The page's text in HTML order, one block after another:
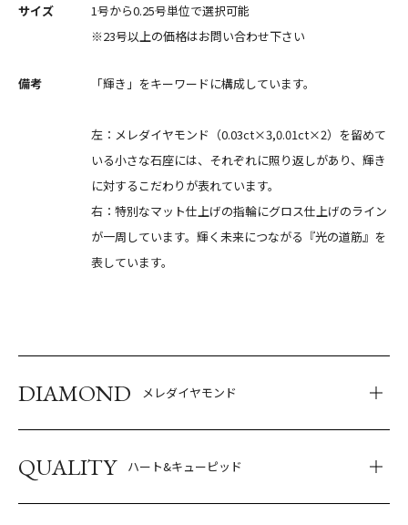
サイズ
1号から0.25号単位で選択可能
※23号以上の価格はお問い合わせ下さい
備考 「輝き」をキーワードに構成しています。
左：メレダイヤモンド（0.03ct×3,0.01ct×2）を留めて
いる小さな石座には、それぞれに照り返しがあり、輝き
に対するこだわりが表れています。
右：特別なマット仕上げの指輪にグロス仕上げのライン
が一周しています。輝く未来につながる『光の道筋』を
表しています。
DIAMOND メレダイヤモンド
QUALITY ハート&キューピッド